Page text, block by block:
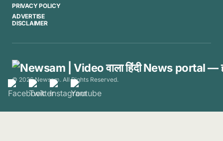
PRIVACY POLICY
ADVERTISE
DISCLAIMER
© 2026 Newsam. All Rights Reserved.